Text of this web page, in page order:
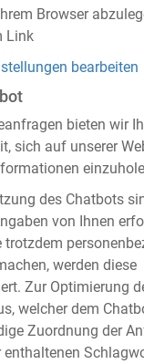
Browser
Link
bearbeiten
bieten wir
sich auf unserer
des Chatbots
von Ihnen
trotzdem
werden diese
Zur Optimierung
welcher dem
Zuordnung der
enthaltenen